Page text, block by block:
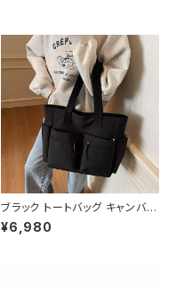
ブラック トートバッグ キャンバス
大容量 ポケット付き カジュアル
バッグ 韓国風バッグ マザーズバ
¥6,980